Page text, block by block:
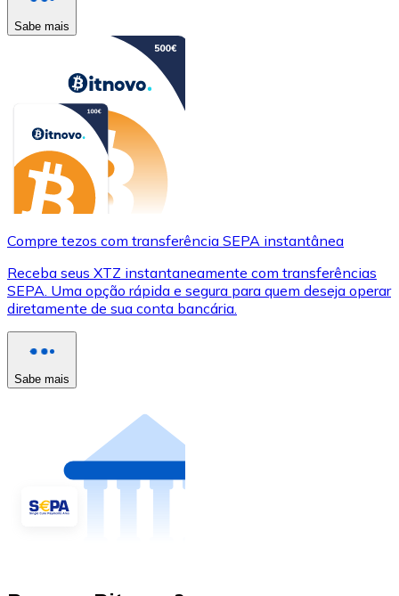
Sabe mais
Compre tezos com transferência SEPA instantânea
Receba seus XTZ instantaneamente com transferências
SEPA. Uma opção rápida e segura para quem deseja operar
diretamente de sua conta bancária.
Sabe mais